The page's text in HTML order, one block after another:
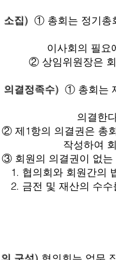
소집) ① 총회는 정기총
필요에 따라
은 회의 안건을
의결정족수) ① 총회는
만, 가부동수
권은 총회에 출석
여 회의
권이 없는 경우
원간의 법률상
의 수수를 수반하